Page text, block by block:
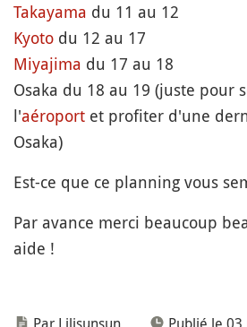
Takayama du 11 au 12
Kyoto du 12 au 17
Miyajima du 17 au 18
Osaka du 18 au 19 (juste pour
l'aéroport et profiter d'une
Osaka)
Est-ce que ce planning vous
Par avance merci beaucoup
aide !